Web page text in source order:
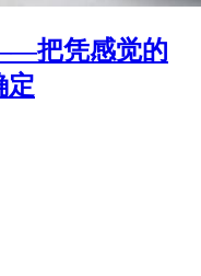
把凭感觉的
定